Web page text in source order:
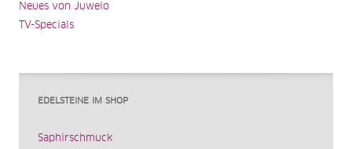
Neues von Juwelo
TV-Specials
EDELSTEINE IM SHOP
Saphirschmuck